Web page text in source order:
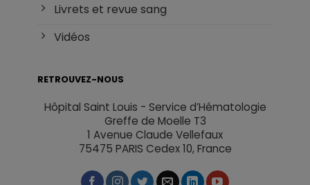
Livrets et revue sang
Vidéos
RETROUVEZ-NOUS
Hôpital Saint Louis - Service d’Hématologie
Greffe de Moelle T3
1 Avenue Claude Vellefaux
75475 PARIS Cedex 10, France